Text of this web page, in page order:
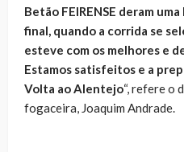
Betão FEIRENSE deram
final, quando a corrida se
esteve com os melhores e
Estamos satisfeitos e a
Volta ao Alentejo“, refere o
fogaceira, Joaquim Andrade.